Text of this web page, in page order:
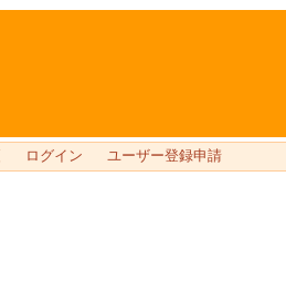
ログイン ユーザー登録申請